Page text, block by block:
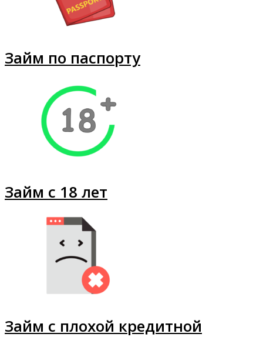
Займ по паспорту
Займ с 18 лет
Займ с плохой кредитной